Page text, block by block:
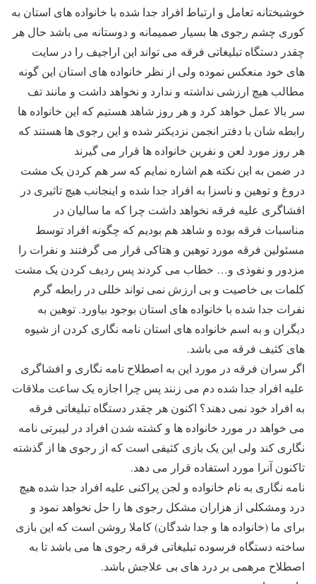
خوشبختانه تعامل و ارتباط افراد جدا شده با خانواده های استان به
کوری چشم رجوی ها بسیار صمیمانه و دوستانه می باشد حال هر
چقدر دستگاه تبلیغاتی فرقه می تواند این اراجیف را در سایت
های خود منعکس نموده ولی از نظر خانواده های استان این گونه
مطالب هیچ ارزشی نداشته و ندارد و نخواهد داشت و مانند تف
سر بالا عمل خواهد کرد و هر روز شاهد هستیم که این خانواده ها
رابطه شان با دفتر انجمن نزدیکتر شده و این رجوی ها هستند که
هر روز مورد لعن و نفرین خانواده ها قرار می گیرند
در ضمن به این نکته هم اشاره نمایم که سر هم کردن یک مشت
دروغ و توهین و ناسزا به افراد جدا شده و اینجانب هیچ تاثیری در
افشاگری علیه فرقه نخواهد داشت چرا که ما سالیان در
مناسبات فرقه بوده و شاهد هم بودیم که چگونه افراد توسط
مسئولین فرقه مورد توهین و هتاکی قرار می گرفتند و نفرات را
مزدور و نفوذی و… خطاب می کردند پس ردیف کردن یک مشت
کلمات بی خاصیت و بی ارزش نمی تواند خللی در رابطه گرم
نفرات جدا شده با خانواده های استان بوجود بیاورد. توهین به
دیگران و به اسم خانواده های استان نامه نگاری کردن از شیوه
های کثیف فرقه می باشد.
اگر سران فرقه در مورد این به اصطلاح نامه نگاری و افشاگری
علیه افراد جدا شده دم می زنند پس چرا اجازه یک ساعت ملاقات
به افراد خود نمی دهند؟ اکنون هر چقدر دستگاه تبلیغاتی فرقه
می خواهد در مورد خانواده ها و کشته شدن افراد در لیبرتی نامه
نگاری کند ولی این یک بازی کثیفی است که از رجوی ها از گذشته
تاکنون آنرا مورد استفاده قرار می دهد.
نامه نگاری به نام خانواده و لجن پراکنی علیه افراد جدا شده هیچ
درد ومشکلی از هزاران مشکل رجوی ها را حل نخواهد نمود و
برای ما (خانواده ها و جدا شدگان) کاملا روشن است که این بازی
ساخته دستگاه فرسوده تبلیغاتی فرقه رجوی ها می باشد تا به
اصطلاح مرهمی بر درد های بی علاجش باشد.